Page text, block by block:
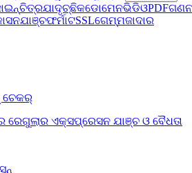
ଚିତ୍ରଯାଦୃଚ୍ଛିକଡୋମେନଭିଡିଓPDF
ଯାଞ୍ଚଫର୍ମାଟSSLଗେମ୍ମଜାଦାର
ଚେକର୍
ର ରେଗୁଲାର ଏକ୍ସପ୍ରେସନ ଯାଞ୍ଚ ଓ ବୈଧତା